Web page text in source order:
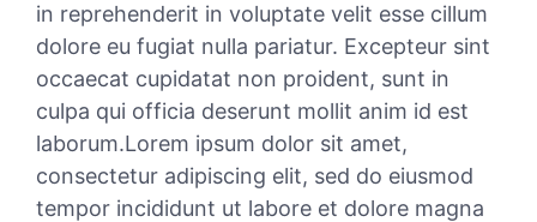
in reprehenderit in voluptate velit esse cillum
dolore eu fugiat nulla pariatur. Excepteur sint
occaecat cupidatat non proident, sunt in
culpa qui officia deserunt mollit anim id est
laborum.Lorem ipsum dolor sit amet,
consectetur adipiscing elit, sed do eiusmod
tempor incididunt ut labore et dolore magna